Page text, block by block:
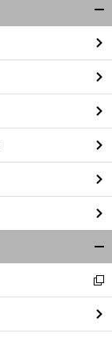
閉
る
閉
る
新
し
い
ウ